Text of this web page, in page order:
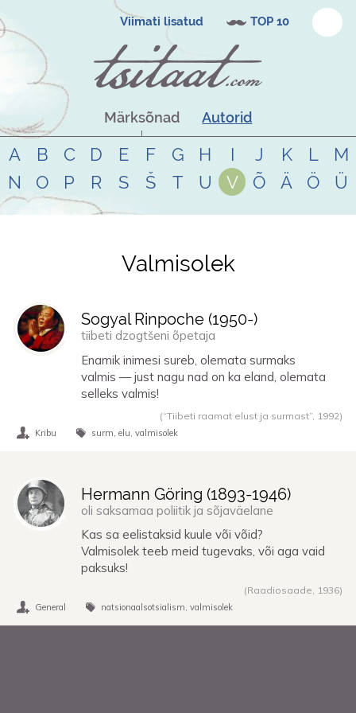
Viimati lisatud TOP 10
Märksõnad Autorid
A B C D E F G H I J K L
M
N
O P R S Š T U V Õ Ä Ö Ü
Tsitaadid teemal valmisolek
Valmisolek
Sogyal Rinpoche (1950-)
tiibeti dzogtšeni õpetaja
Enamik inimesi sureb, olemata surmaks
valmis — just nagu nad on ka eland, olemata
selleks valmis!
(“Tiibeti raamat elust ja surmast”, 1992)
Kribu surm elu valmisolek
Hermann Göring (1893-1946)
oli saksamaa poliitik ja sõjaväelane
Kas sa eelistaksid kuule või võid?
Valmisolek teeb meid tugevaks, või aga vaid
paksuks!
(Raadiosaade, 1936)
General natsionaalsotsialism valmisolek